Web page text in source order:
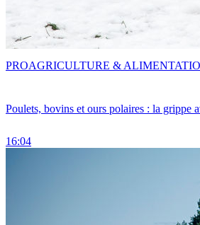
Poulets, bovins et ours polaires : la grippe
16:04
PROAGRICULTURE &